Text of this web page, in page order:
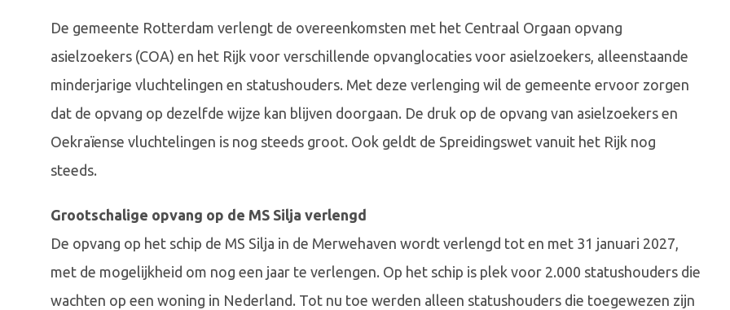
De gemeente Rotterdam verlengt de overeenkomsten met het Centraal Orgaan opvang
asielzoekers (COA) en het Rijk voor verschillende opvanglocaties voor asielzoekers, alleenstaande
minderjarige vluchtelingen en statushouders. Met deze verlenging wil de gemeente ervoor zorgen
dat de opvang op dezelfde wijze kan blijven doorgaan. De druk op de opvang van asielzoekers en
Oekraïense vluchtelingen is nog steeds groot. Ook geldt de Spreidingswet vanuit het Rijk nog
steeds.
Grootschalige opvang op de MS Silja verlengd
De opvang op het schip de MS Silja in de Merwehaven wordt verlengd tot en met 31 januari 2027,
met de mogelijkheid om nog een jaar te verlengen. Op het schip is plek voor 2.000 statushouders die
wachten op een woning in Nederland. Tot nu toe werden alleen statushouders die toegewezen zijn